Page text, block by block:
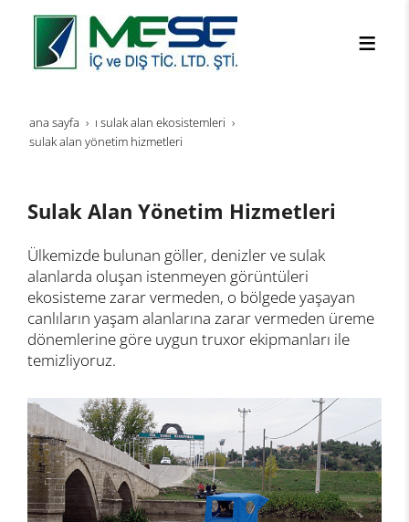
ana sayfa
i sulak alan ekosistemleri
sulak alan yönetim hizmetleri
Sulak Alan Yönetim Hizmetleri
Ülkemizde bulunan göller, denizler ve sulak
alanlarda oluşan istenmeyen görüntüleri
ekosisteme zarar vermeden, o bölgede yaşayan
canlıların yaşam alanlarına zarar vermeden üreme
dönemlerine göre uygun truxor ekipmanları ile
temizliyoruz.